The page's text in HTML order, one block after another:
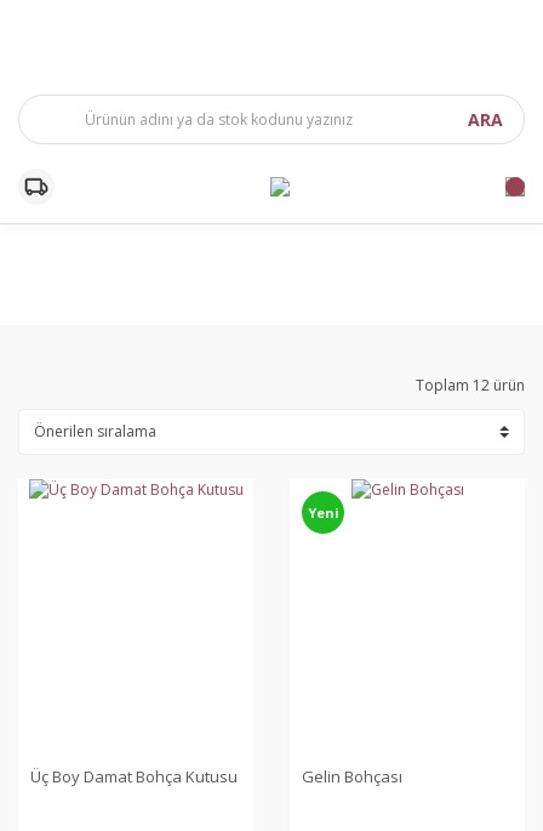
ARA
Toplam 12 ürün
Üç Boy Damat Bohça Kutusu
Yeni
Gelin Bohçası